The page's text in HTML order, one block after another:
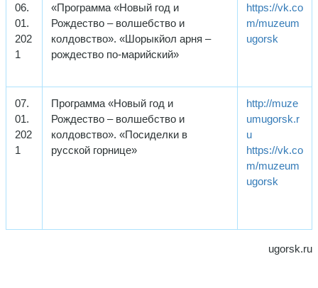
06.
01.
202
1
«Программа «Новый год и
Рождество – волшебство и
колдовство». «Шорыкйол арня –
рождество по-марийский»
https://vk.co
m/muzeum
ugorsk
07.
01.
202
1
Программа «Новый год и
Рождество – волшебство и
колдовство». «Посиделки в
русской горнице»
http://muze
umugorsk.r
u
https://vk.co
m/muzeum
ugorsk
ugorsk.ru